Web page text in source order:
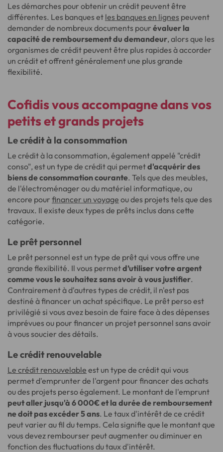
Les démarches pour obtenir un crédit peuvent être
différentes. Les banques et les banques en lignes peuvent
demander de nombreux documents pour évaluer la
capacité de remboursement du demandeur, alors que les
organismes de crédit peuvent être plus rapides à accorder
un crédit et offrent généralement une plus grande
flexibilité.
Cofidis vous accompagne dans vos
petits et grands projets
Le crédit à la consommation
Le crédit à la consommation, également appelé "crédit
conso", est un type de crédit qui permetd'acquérir des
biens de consommation courante. Tels que des meubles,
de l'électroménager ou du matériel informatique, ou
encore pour financer un voyage ou des projets tels que des
travaux. Il existe deux types de prêts inclus dans cette
catégorie.
Le prêt personnel
Le prêt personnel est un type de prêt qui vous offre une
grande flexibilité. Il vous permetd’utiliser votre argent
comme vous le souhaitez sans avoir à vous justifier.
Contrairement à d'autres types de crédit, il n'est pas
destiné à financer un achat spécifique. Le prêt perso est
privilégié si vous avez besoin de faire face à des dépenses
imprévues ou pour financer un projet personnel sans avoir
à vous soucier des détails.
Le crédit renouvelable
Le crédit renouvelable est un type de crédit qui vous
permet d'emprunter de l'argent pour financer des achats
ou des projets perso également. Le montant de l'emprunt
peut aller jusqu'à 6 000€ et la durée de remboursement
ne doit pas excéder 5 ans. Le taux d'intérêt de ce crédit
peut varier au fil du temps. Cela signifie que le montant que
vous devez rembourser peut augmenter ou diminuer en
fonction des fluctuations du taux d'intérêt.